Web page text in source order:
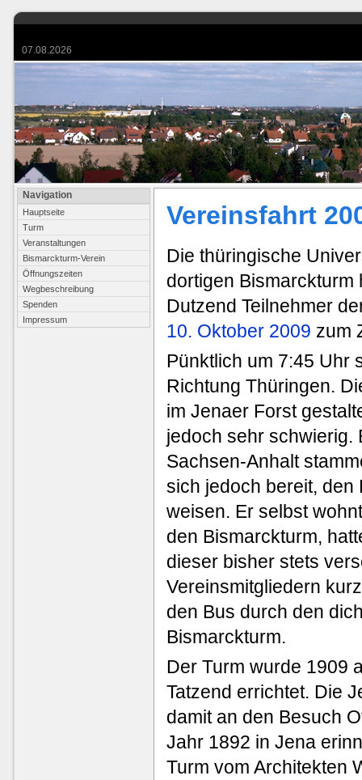
07.08.2026
Navigation
Hauptseite
Turm
Veranstaltungen
Bismarckturm-Verein
Öffnungszeiten
Wegbeschreibung
Spenden
Impressum
Vereinsfahrt
Die thüringische
dortigen Bismarckturm
Dutzend Teilnehmer
10. Oktober 2009 zum
Pünktlich um 7:45 Uhr
Richtung Thüringen.
im Jenaer Forst
jedoch sehr schwierig.
Sachsen-Anhalt
sich jedoch bereit,
weisen. Er selbst
den Bismarckturm,
dieser bisher stets
Vereinsmitgliedern
den Bus durch den
Bismarckturm.
Der Turm wurde 1909
Tatzend errichtet. Die
damit an den Besuch
Jahr 1892 in Jena
Turm vom Architekten